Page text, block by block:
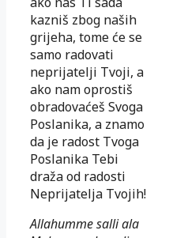
kazniš zbog naših
grijeha, tome će se
samo radovati
neprijatelji Tvoji, a
ako nam oprostiš
obradovaćeš Svoga
Poslanika, a znamo
da je radost Tvoga
Poslanika Tebi
draža od radosti
Neprijatelja Tvojih!
Allahumme salli ala